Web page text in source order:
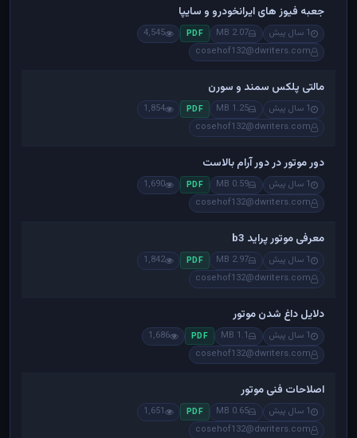
جعبه فیوز های ایرانخودرو و سایپا
1 سال پیش 2.07 MB
PDF
4,545
cosehof132@dwriters.com
مالتی پلکس سمند و سورن
1 سال پیش 1.25 MB
PDF
1,854
cosehof132@dwriters.com
دور موتور در دور آرام بالاست
1 سال پیش 0.59 MB
PDF
1,690
cosehof132@dwriters.com
معرفی موتور پراید b3
1 سال پیش 2.97 MB
PDF
1,842
cosehof132@dwriters.com
دلایل داغ شدن موتور
1 سال پیش 1.1 MB
PDF
1,686
cosehof132@dwriters.com
اصلاحات فنی موتور
1 سال پیش 0.65 MB
PDF
1,651
cosehof132@dwriters.com